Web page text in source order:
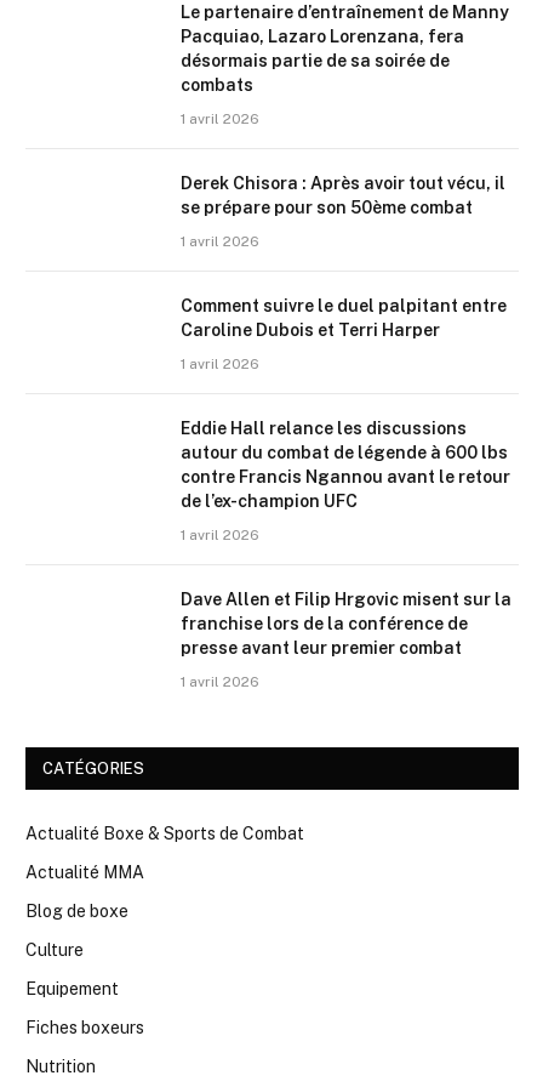
Le partenaire d’entraînement de Manny
Pacquiao, Lazaro Lorenzana, fera
désormais partie de sa soirée de
combats
1 avril 2026
Derek Chisora : Après avoir tout vécu, il
se prépare pour son 50ème combat
1 avril 2026
Comment suivre le duel palpitant entre
Caroline Dubois et Terri Harper
1 avril 2026
Eddie Hall relance les discussions
autour du combat de légende à 600 lbs
contre Francis Ngannou avant le retour
de l’ex-champion UFC
1 avril 2026
Dave Allen et Filip Hrgovic misent sur la
franchise lors de la conférence de
presse avant leur premier combat
1 avril 2026
CATÉGORIES
Actualité Boxe & Sports de Combat
Actualité MMA
Blog de boxe
Culture
Equipement
Fiches boxeurs
Nutrition